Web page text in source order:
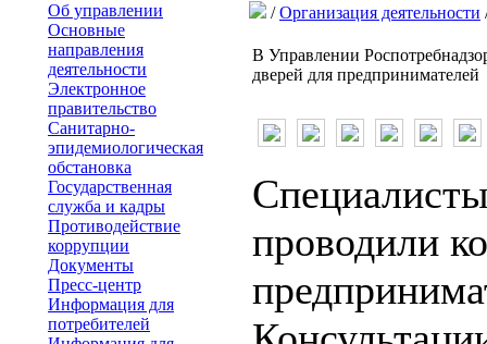
Об управлении
Основные
направления
деятельности
Электронное
правительство
Санитарно-
эпидемиологическая
обстановка
Государственная
служба и кадры
Противодействие
коррупции
Документы
Пресс-центр
Информация для
потребителей
/Организация деятельности
В Управлении
дверей для предпринимателей
проводили